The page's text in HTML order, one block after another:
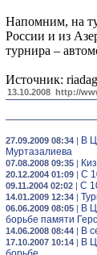
Напомним, на
России и из
турнира –
Источник:
13.10.2008 http://
27.09.2009 08:34 | В
Муртазалиева
07.08.2008 09:35 |
20.12.2004 01:09 | С
09.11.2004 02:02 | С
14.01.2009 12:34 |
06.06.2009 08:05 | В
борьбе памяти
14.06.2008 08:44 | В
17.10.2007 10:14 | В